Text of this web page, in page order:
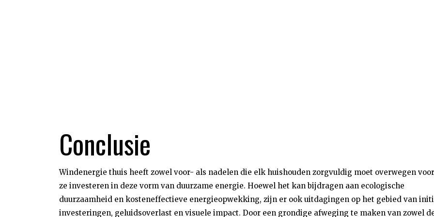
Conclusie
Windenergie thuis heeft zowel voor- als nadelen die elk huishouden zorgvuldig moet overwegen
ze investeren in deze vorm van duurzame energie. Hoewel het kan bijdragen aan ecologische
duurzaamheid en kosteneffectieve energieopwekking, zijn er ook uitdagingen op het gebied van
investeringen, geluidsoverlast en visuele impact. Door een grondige afweging te maken van zowel